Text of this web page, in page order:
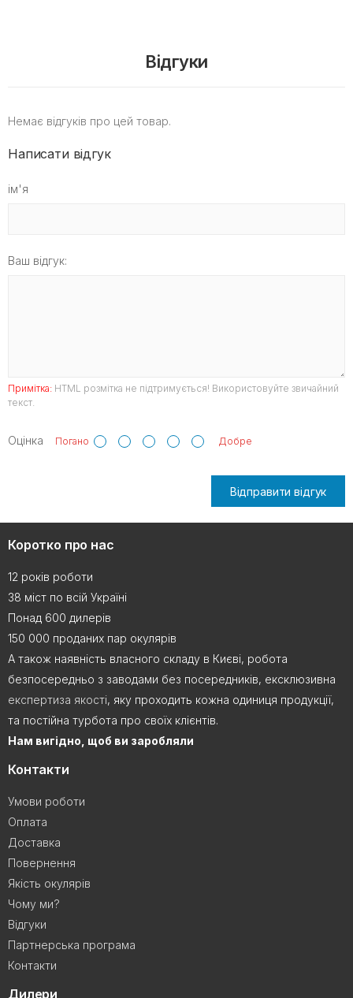
Відгуки
Немає відгуків про цей товар.
Написати відгук
ім'я
Ваш відгук:
Примітка: HTML розмітка не підтримується! Використовуйте звичайний
текст.
Оцінка Погано Добре
Відправити відгук
Коротко про нас
12 років роботи
38 міст по всій Україні
Понад 600 дилерів
150 000 проданих пар окулярів
А також наявність власного складу в Києві, робота
безпосередньо з заводами без посередників, ексклюзивна
експертиза якості, яку проходить кожна одиниця продукції,
та постійна турбота про своїх клієнтів.
Нам вигідно, щоб ви заробляли
Контакти
Умови роботи
Оплата
Доставка
Повернення
Якість окулярів
Чому ми?
Відгуки
Партнерська програма
Контакти
Дилери